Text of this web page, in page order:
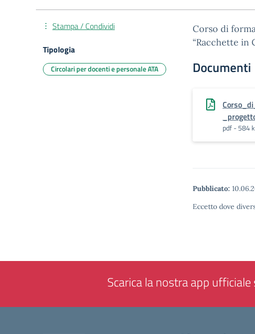
Corso di
“Racchette in
Documenti
pdf - 584
Pubblicato:
Eccetto dove
Stampa / Condividi
Tipologia
Circolari per docenti e personale ATA
Scarica la nostra app ufficiale